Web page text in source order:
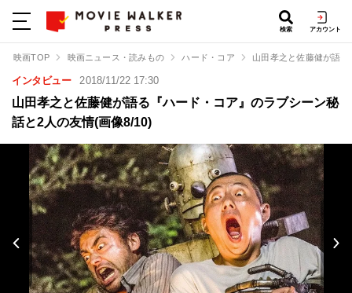
検索 アカウント
映画TOP 映画ニュース・読みもの ハード・コア 山田孝之と佐藤健が語
インタビュー 2018/11/22 17:30
山田孝之と佐藤健が語る『ハード・コア』のラブシーン秘
話と2人の友情(画像8/10)